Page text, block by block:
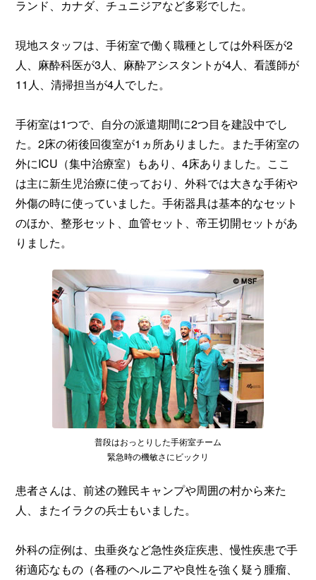
普段はおっとりした手術室チーム
緊急時の機敏さにビックリ
ランド、カナダ、チュニジアなど多彩でした。
現地スタッフは、手術室で働く職種としては外科医が2
人、麻酔科医が3人、麻酔アシスタントが4人、看護師が
11人、清掃担当が4人でした。
手術室は1つで、自分の派遣期間に2つ目を建設中でし
た。2床の術後回復室が1ヵ所ありました。また手術室の
外にICU（集中治療室）もあり、4床ありました。ここ
は主に新生児治療に使っており、外科では大きな手術や
外傷の時に使っていました。手術器具は基本的なセット
のほか、整形セット、血管セット、帝王切開セットがあ
りました。
患者さんは、前述の難民キャンプや周囲の村から来た
人、またイラクの兵士もいました。
外科の症例は、虫垂炎など急性炎症疾患、慢性疾患で手
術適応なもの（各種のヘルニアや良性を強く疑う腫瘤、